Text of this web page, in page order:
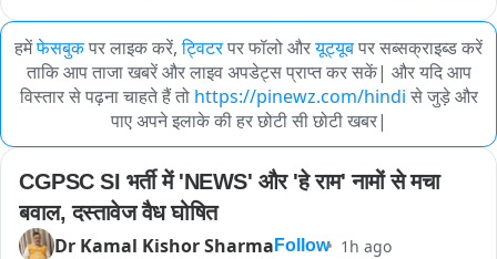
हमेंफेसबुकपर लाइक करें, ट्विटरपर फॉलो औरयूट्यूबपर सब्सक्राइब्ड करें
ताकि आप ताजा खबरें और लाइव अपडेट्स प्राप्त कर सकें| और यदि आप
विस्तार से पढ़ना चाहते हैं तो https://pinewz.com/hindi से जुड़े और
पाए अपने इलाके की हर छोटी सी छोटी खबर|
CGPSC SI भर्ती में 'NEWS' और 'हे राम' नामों से मचा
बवाल, दस्तावेज वैध घोषित
Dr Kamal Kishor Sharma Follow 1h ago